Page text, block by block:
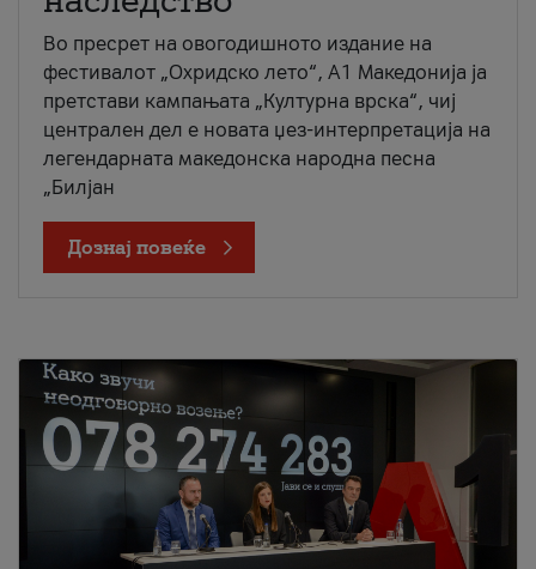
Во пресрет на овогодишното издание на
фестивалот „Охридско лето“, А1 Македонија ја
претстави кампањата „Културна врска“, чиј
централен дел е новата џез-интерпретација на
легендарната македонска народна песна
„Билјан
Дознај повеќе